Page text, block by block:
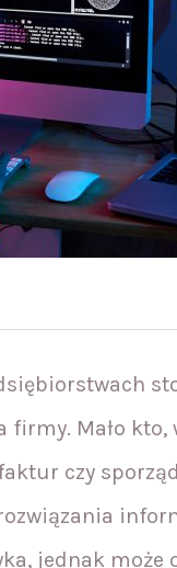
Mało kto,
czy
jednak może